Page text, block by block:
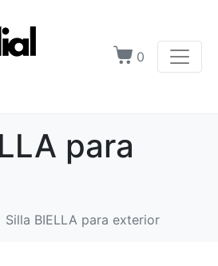
0
para
Silla BIELLA para exterior